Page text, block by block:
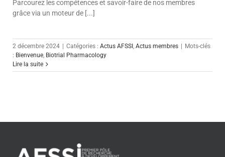
Parcourez les compétences et savoir-faire de nos membres
grâce via un moteur de [...]
2 décembre 2024 Catégories : Actus AFSSI , Actus membres
Mots-clés
: Bienvenue, Biotrial Pharmacology
Lire la suite